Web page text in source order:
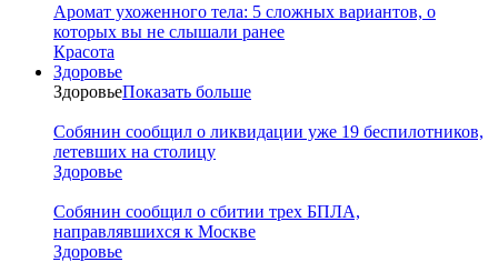
Аромат ухоженного тела: 5 сложных вариантов, о
которых вы не слышали ранее
Красота
Здоровье
ЗдоровьеПоказать больше
Собянин сообщил о ликвидации уже 19 беспилотников,
летевших на столицу
Здоровье
Собянин сообщил о сбитии трех БПЛА,
направлявшихся к Москве
Здоровье